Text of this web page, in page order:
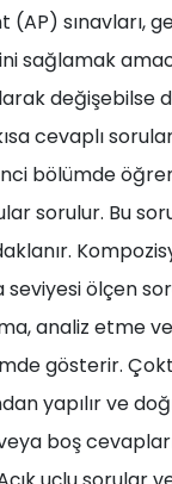
sınavları,
sağlamak
değişebilse
cevaplı
bölümde
sorulur. Bu
ölçen
analiz etme
gösterir.
yapılır ve
veya boş